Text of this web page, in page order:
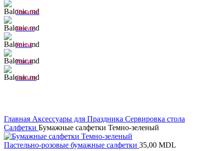
Tematică
Desene
Formă
Pentru
Culoare
Главная Аксессуары для Праздника Сервировка стола
Салфетки Бумажные салфетки Темно-зеленый
Пастельно-розовые бумажные салфетки 35,00 MDL